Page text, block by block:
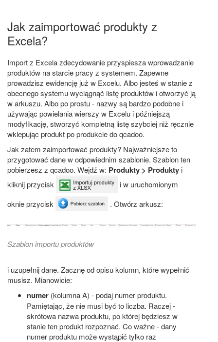
Jak zaimportować produkty z
Excela?
Import z Excela zdecydowanie przyspiesza wprowadzanie
produktów na starcie pracy z systemem. Zapewne
prowadzisz ewidencję już w Excelu. Albo jesteś w stanie z
obecnego systemu wyciągnąć listę produktów i otworzyć ją
w arkuszu. Albo po prostu - nazwy są bardzo podobne i
używając powielania wierszy w Excelu i późniejszą
modyfikację, stworzyć kompletną listę szybciej niż ręcznie
wklepując produkt po produkcie do qcadoo.
Jak zatem zaimportować produkty? Najważniejsze to
przygotować dane w odpowiednim szablonie. Szablon ten
pobierzesz z qcadoo. Wejdź w: Produkty > Produkty i
kliknij przycisk
i w uruchomionym
oknie przycisk
. Otwórz arkusz:
Szablon importu produktów
i uzupełnij dane. Zacznę od opisu kolumn, które wypełnić
musisz. Mianowicie:
numer (kolumna A) - podaj numer produktu.
Pamiętając, że nie musi być to liczba. Raczej -
skrótowa nazwa produktu, po której będziesz w
stanie ten produkt rozpoznać. Co ważne - dany
numer produktu może wystąpić tylko raz